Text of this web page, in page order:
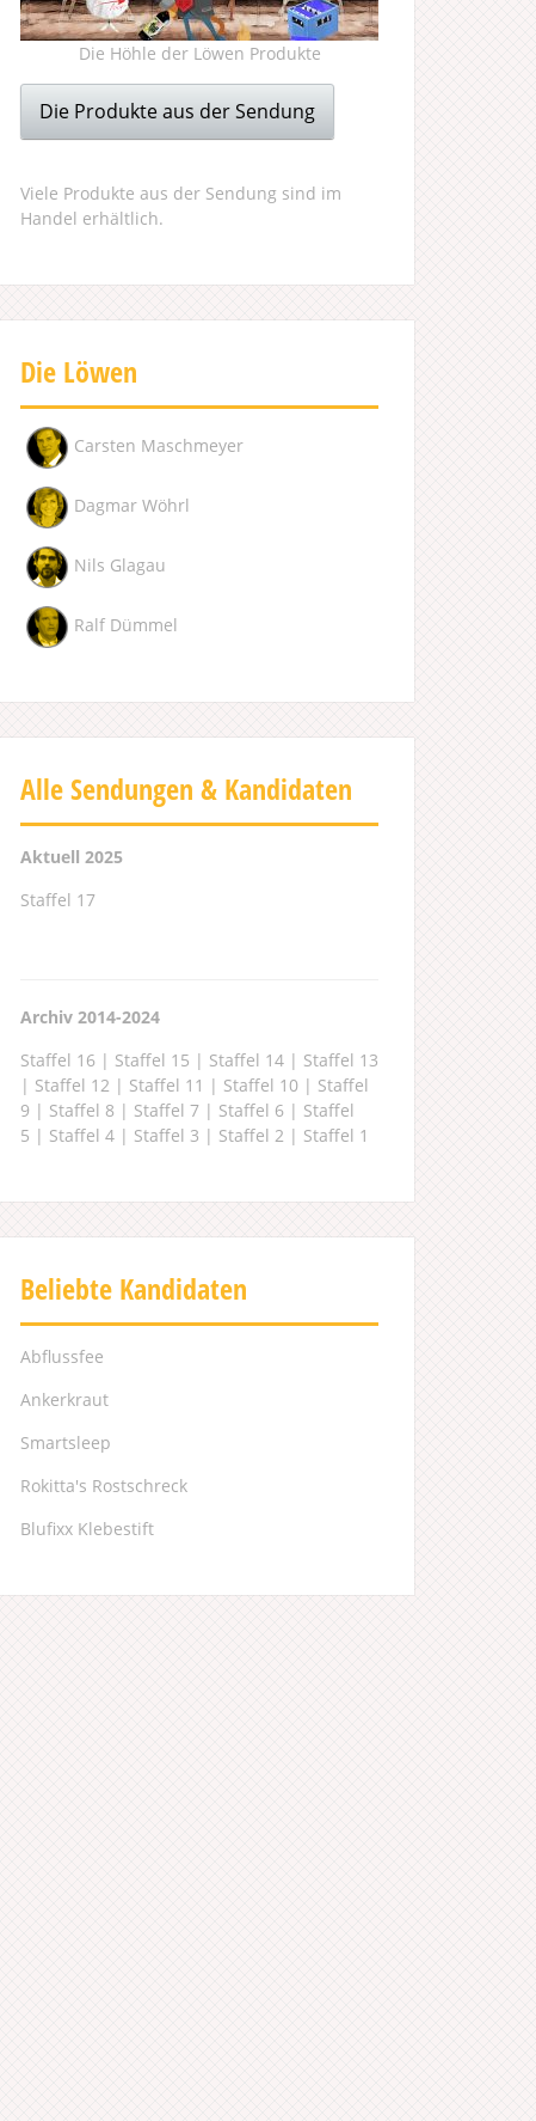
Die Höhle der Löwen Produkte
Die Produkte aus der Sendung
Viele Produkte aus der Sendung sind im
Handel erhältlich.
Die Löwen
Carsten Maschmeyer
Dagmar Wöhrl
Nils Glagau
Ralf Dümmel
Alle Sendungen & Kandidaten
Aktuell 2025
Staffel 17
Archiv 2014-2024
Staffel 16 | Staffel 15 | Staffel 14 | Staffel 13
| Staffel 12 | Staffel 11 | Staffel 10 | Staffel
9 | Staffel 8 | Staffel 7 | Staffel 6 | Staffel
5 | Staffel 4 | Staffel 3 | Staffel 2 | Staffel 1
Beliebte Kandidaten
Abflussfee
Ankerkraut
Smartsleep
Rokitta's Rostschreck
Blufixx Klebestift